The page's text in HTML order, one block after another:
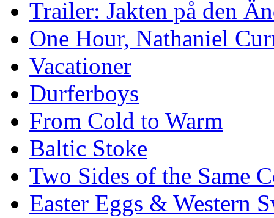
Trailer: Jakten på den
One Hour, Nathaniel
Vacationer
Durferboys
From Cold to Warm
Baltic Stoke
Two Sides of the Same
Easter Eggs & Western